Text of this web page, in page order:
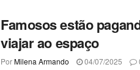
Famosos estão
viajar ao espaço
PorMilena Armando 04/07/2025